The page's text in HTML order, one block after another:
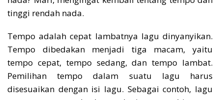
tinggi rendah nada.
Tempo adalah cepat lambatnya lagu dinyanyikan.
Tempo dibedakan menjadi tiga macam, yaitu
tempo cepat, tempo sedang, dan tempo lambat.
Pemilihan tempo dalam suatu lagu harus
disesuaikan dengan isi lagu. Sebagai contoh, lagu